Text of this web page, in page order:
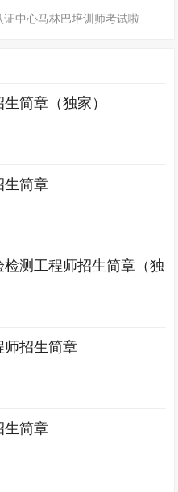
中心马林巴培训师考试啦
简章（独家）
生简章
检测工程师招生简章（独
师招生简章
生简章